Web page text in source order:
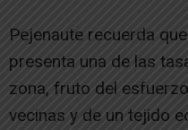
Pejenaute recuerda
presenta una de las
zona, fruto del
vecinas y de un tejido